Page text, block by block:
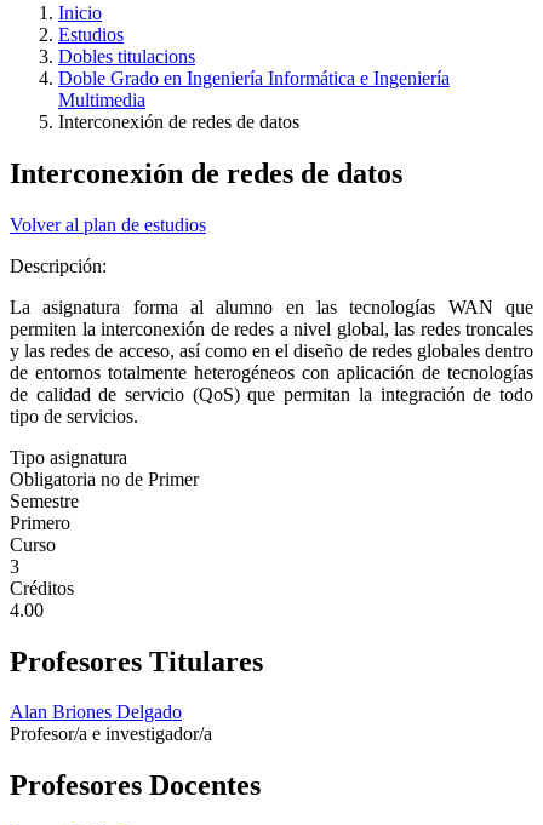
Inicio
Estudios
Dobles titulacions
Doble Grado en Ingeniería Informática e Ingeniería
Multimedia
Interconexión de redes de datos
Interconexión de redes de datos
Volver al plan de estudios
Descripción:
La asignatura forma al alumno en las tecnologías WAN que
permiten la interconexión de redes a nivel global, las redes troncales
y las redes de acceso, así como en el diseño de redes globales dentro
de entornos totalmente heterogéneos con aplicación de tecnologías
de calidad de servicio (QoS) que permitan la integración de todo
tipo de servicios.
Tipo asignatura
Obligatoria no de Primer
Semestre
Primero
Curso
3
Créditos
4.00
Profesores Titulares
Alan Briones Delgado
Profesor/a e investigador/a
Profesores Docentes